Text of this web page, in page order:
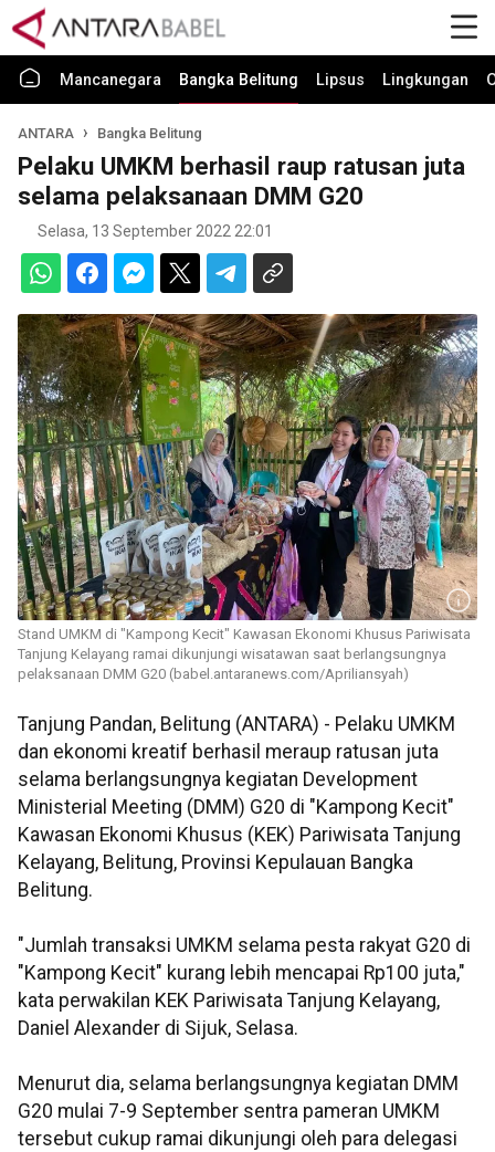
Mancanegara Bangka Belitung Lipsus Lingkungan
ANTARA Bangka Belitung
Pelaku UMKM berhasil raup ratusan juta
selama pelaksanaan DMM G20
Selasa, 13 September 2022 22:01
Stand UMKM di "Kampong Kecit" Kawasan Ekonomi Khusus Pariwisata
Tanjung Kelayang ramai dikunjungi wisatawan saat berlangsungnya
pelaksanaan DMM G20 (babel.antaranews.com/Apriliansyah)
Tanjung Pandan, Belitung (ANTARA) - Pelaku UMKM
dan ekonomi kreatif berhasil meraup ratusan juta
selama berlangsungnya kegiatan Development
Ministerial Meeting (DMM) G20 di "Kampong Kecit"
Kawasan Ekonomi Khusus (KEK) Pariwisata Tanjung
Kelayang, Belitung, Provinsi Kepulauan Bangka
Belitung.
"Jumlah transaksi UMKM selama pesta rakyat G20 di
"Kampong Kecit" kurang lebih mencapai Rp100 juta,"
kata perwakilan KEK Pariwisata Tanjung Kelayang,
Daniel Alexander di Sijuk, Selasa.
Menurut dia, selama berlangsungnya kegiatan DMM
G20 mulai 7-9 September sentra pameran UMKM
tersebut cukup ramai dikunjungi oleh para delegasi